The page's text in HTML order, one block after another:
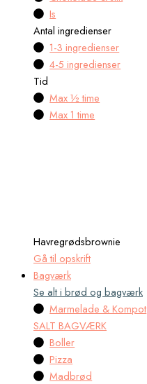
Is
Antal ingredienser
1-3 ingredienser
4-5 ingredienser
Tid
Max ½ time
Max 1 time
Havregrødsbrownie
Gå til opskrift
Bagværk
Se alt i brød og bagværk
Marmelade & Kompot
SALT BAGVÆRK
Boller
Pizza
Madbrød